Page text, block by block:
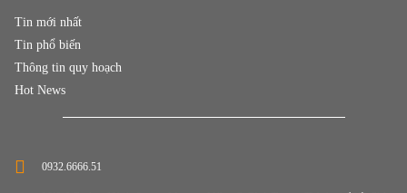
Tin mới nhất
Tin phổ biến
Thông tin quy hoạch
Hot News
0932.6666.51